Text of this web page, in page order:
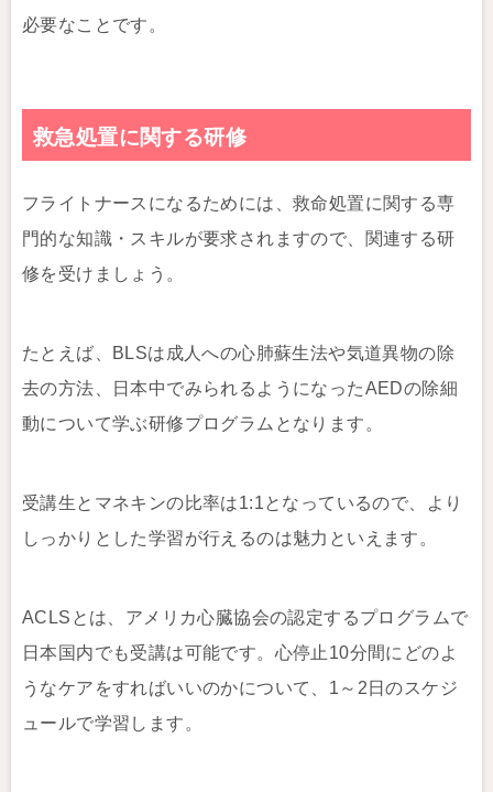
必要なことです。
救急処置に関する研修
フライトナースになるためには、救命処置に関する専
門的な知識・スキルが要求されますので、関連する研
修を受けましょう。
たとえば、BLSは成人への心肺蘇生法や気道異物の除
去の方法、日本中でみられるようになったAEDの除細
動について学ぶ研修プログラムとなります。
受講生とマネキンの比率は1:1となっているので、より
しっかりとした学習が行えるのは魅力といえます。
ACLSとは、アメリカ心臓協会の認定するプログラムで
日本国内でも受講は可能です。心停止10分間にどのよ
うなケアをすればいいのかについて、1～2日のスケジ
ュールで学習します。